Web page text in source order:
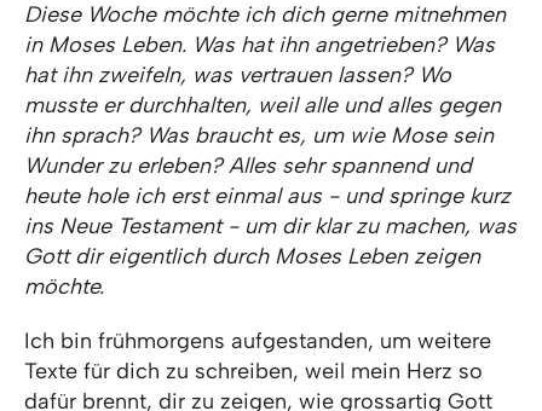
Diese Woche möchte ich dich gerne mitnehmen
in Moses Leben. Was hat ihn angetrieben? Was
hat ihn zweifeln, was vertrauen lassen? Wo
musste er durchhalten, weil alle und alles gegen
ihn sprach? Was braucht es, um wie Mose sein
Wunder zu erleben? Alles sehr spannend und
heute hole ich erst einmal aus - und springe kurz
ins Neue Testament - um dir klar zu machen, was
Gott dir eigentlich durch Moses Leben zeigen
möchte.
Ich bin frühmorgens aufgestanden, um weitere
Texte für dich zu schreiben, weil mein Herz so
dafür brennt, dir zu zeigen, wie grossartig Gott